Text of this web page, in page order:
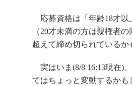
応募資格は「年齢18才以
（20才未満の方は親権者
超えて締め切られているか
実はいま(8/8 16:13現在)
てはちょっと変動するかも